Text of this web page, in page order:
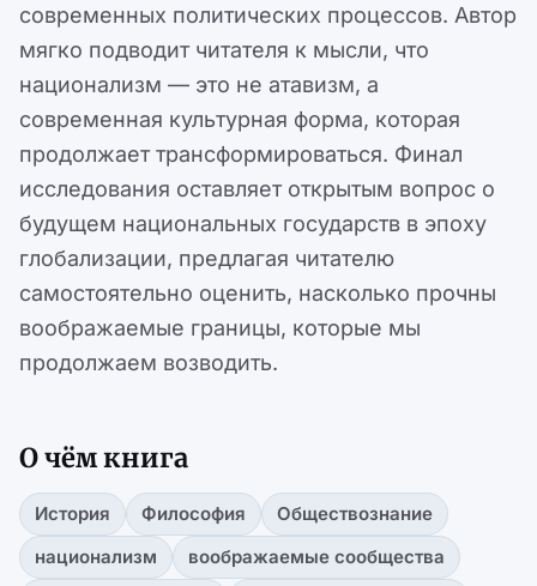
современных политических процессов. Автор
мягко подводит читателя к мысли, что
национализм — это не атавизм, а
современная культурная форма, которая
продолжает трансформироваться. Финал
исследования оставляет открытым вопрос о
будущем национальных государств в эпоху
глобализации, предлагая читателю
самостоятельно оценить, насколько прочны
воображаемые границы, которые мы
продолжаем возводить.
О чём книга
История Философия
Обществознание
национализм
воображаемые сообщества